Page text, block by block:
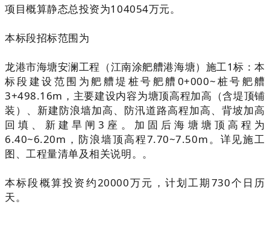
项目概算静态总投资为104054万元。
本标段招标范围为
龙港市海塘安澜工程（江南涂舥艚港海塘）施工1标：本
标段建设范围为舥艚堤桩号舥艚0+000~桩号舥艚
3+498.16m，主要建设内容为塘顶高程加高（含堤顶铺
装）、新建防浪墙加高、防汛道路高程加高、背坡加高
回填、新建旱闸3座。加固后海塘塘顶高程为
6.40~6.20m，防浪墙顶高程7.70~7.50m。详见施工
图、工程量清单及相关说明。。
本标段概算投资约20000万元，计划工期730个日历
天。